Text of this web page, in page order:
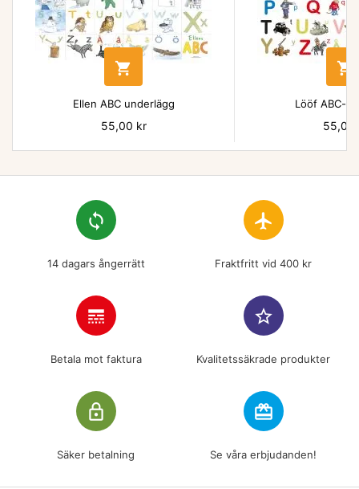

Ellen ABC underlägg
Pris
55,00 kr

Lööf ABC-
Pris
55,00
loop
14 dagars ångerrätt
flight
Fraktfritt vid 400 kr
line_style
Betala mot faktura
star_border
Kvalitetssäkrade produkter
lock_outline
Säker betalning
redeem
Se våra erbjudanden!